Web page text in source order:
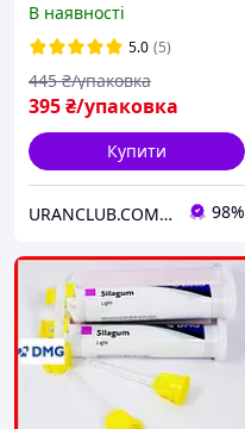
альгінат відбиток маса
для зліпків
В наявності
5.0 (5)
395₴/упаковка
445 ₴/упаковка
Купити
URANCLUB.COM.UA 98%